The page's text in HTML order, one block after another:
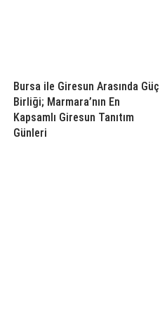
Bursa ile Giresun Arasında Güç
Birliği; Marmara’nın En
Kapsamlı Giresun Tanıtım
Günleri